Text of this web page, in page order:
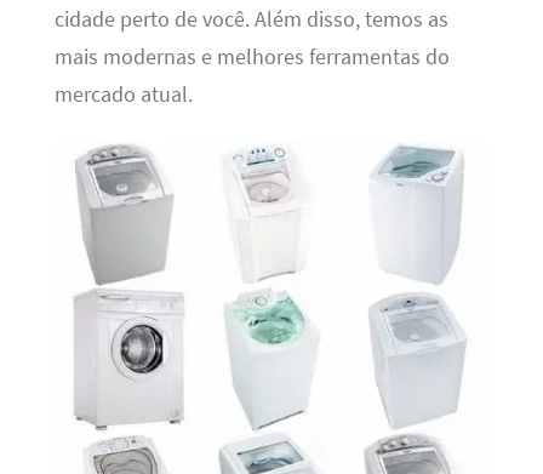
cidade perto de você. Além disso, temos as
mais modernas e melhores ferramentas do
mercado atual.